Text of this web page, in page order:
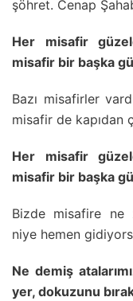
şöhret. Cenap
Her misafir
misafir bir başka
Bazı misafirler
misafir de kapıdan
Her misafir
misafir bir başka
Bizde misafire ne
niye hemen
Ne demiş
yer, dokuzunu